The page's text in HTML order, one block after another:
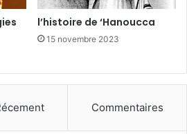
l’histoire de ‘Hanoucca
15 novembre 2023
Commentaires